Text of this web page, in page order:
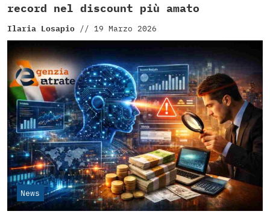
record nel discount più amato
Ilaria Losapio // 19 Marzo 2026
News